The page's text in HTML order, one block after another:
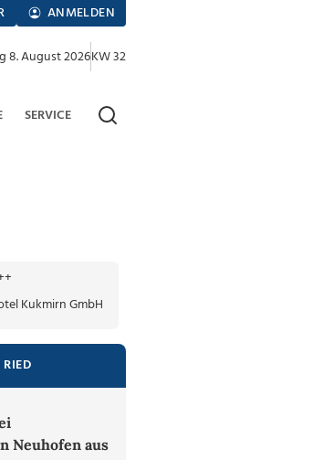
ANMELDEN
8. August 2026KW 32
SERVICE
Neuhofen aus